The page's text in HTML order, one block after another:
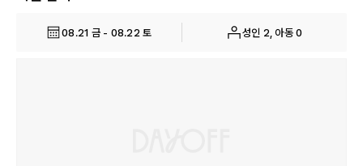
08.21 금 - 08.22 토 성인 2, 아동 0